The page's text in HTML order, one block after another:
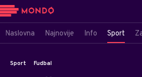
Naslovna Najnovije Info Sport
Sport Fudbal